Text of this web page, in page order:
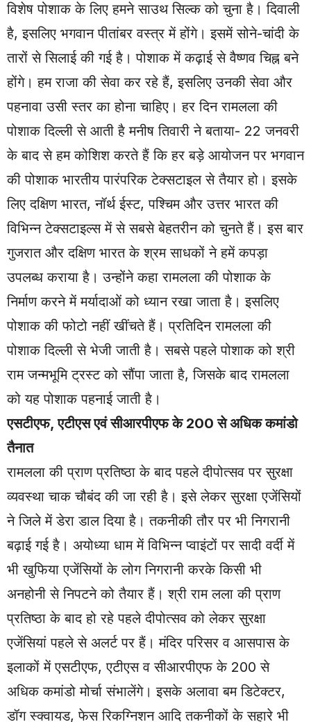
विशेष पोशाक के लिए हमने साउथ सिल्क को चुना है। दिवाली
है, इसलिए भगवान पीतांबर वस्त्र में होंगे। इसमें सोने-चांदी के
तारों से सिलाई की गई है। पोशाक में कढ़ाई से वैष्णव चिह्न बने
होंगे। हम राजा की सेवा कर रहे हैं, इसलिए उनकी सेवा और
पहनावा उसी स्तर का होना चाहिए। हर दिन रामलला की
पोशाक दिल्ली से आती है मनीष तिवारी ने बताया- 22 जनवरी
के बाद से हम कोशिश करते हैं कि हर बड़े आयोजन पर भगवान
की पोशाक भारतीय पारंपरिक टेक्सटाइल से तैयार हो। इसके
लिए दक्षिण भारत, नॉर्थ ईस्ट, पश्चिम और उत्तर भारत की
विभिन्न टेक्सटाइल्स में से सबसे बेहतरीन को चुनते हैं। इस बार
गुजरात और दक्षिण भारत के श्रम साधकों ने हमें कपड़ा
उपलब्ध कराया है। उन्होंने कहा रामलला की पोशाक के
निर्माण करने में मर्यादाओं को ध्यान रखा जाता है। इसलिए
पोशाक की फोटो नहीं खींचते हैं। प्रतिदिन रामलला की
पोशाक दिल्ली से भेजी जाती है। सबसे पहले पोशाक को श्री
राम जन्मभूमि ट्रस्ट को सौंपा जाता है, जिसके बाद रामलला
को यह पोशाक पहनाई जाती है।
एसटीएफ, एटीएस एवं सीआरपीएफ के 200 से अधिक कमांडो
तैनात
रामलला की प्राण प्रतिष्ठा के बाद पहले दीपोत्सव पर सुरक्षा
व्यवस्था चाक चौबंद की जा रही है। इसे लेकर सुरक्षा एजेंसियों
ने जिले में डेरा डाल दिया है। तकनीकी तौर पर भी निगरानी
बढ़ाई गई है। अयोध्या धाम में विभिन्न प्वाइंटों पर सादी वर्दी में
भी खुफिया एजेंसियों के लोग निगरानी करके किसी भी
अनहोनी से निपटने को तैयार हैं। श्री राम लला की प्राण
प्रतिष्ठा के बाद हो रहे पहले दीपोत्सव को लेकर सुरक्षा
एजेंसियां पहले से अलर्ट पर हैं। मंदिर परिसर व आसपास के
इलाकों में एसटीएफ, एटीएस व सीआरपीएफ के 200 से
अधिक कमांडो मोर्चा संभालेंगे। इसके अलावा बम डिटेक्टर,
डॉग स्क्वायड, फेस रिकग्निशन आदि तकनीकों के सहारे भी